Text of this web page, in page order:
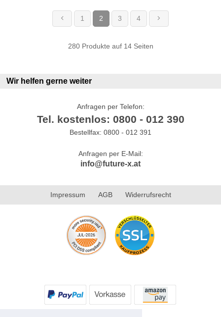
1 2 (current)
3 4
280 Produkte auf 14 Seiten
Wir helfen gerne weiter
Anfragen per Telefon:
Tel. kostenlos: 0800 - 012 390
Bestellfax: 0800 - 012 391
Anfragen per E-Mail:
info@future-x.at
Impressum AGB Widerrufsrecht